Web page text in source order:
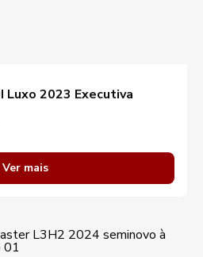
Luxo 2023 Executiva
Ver mais